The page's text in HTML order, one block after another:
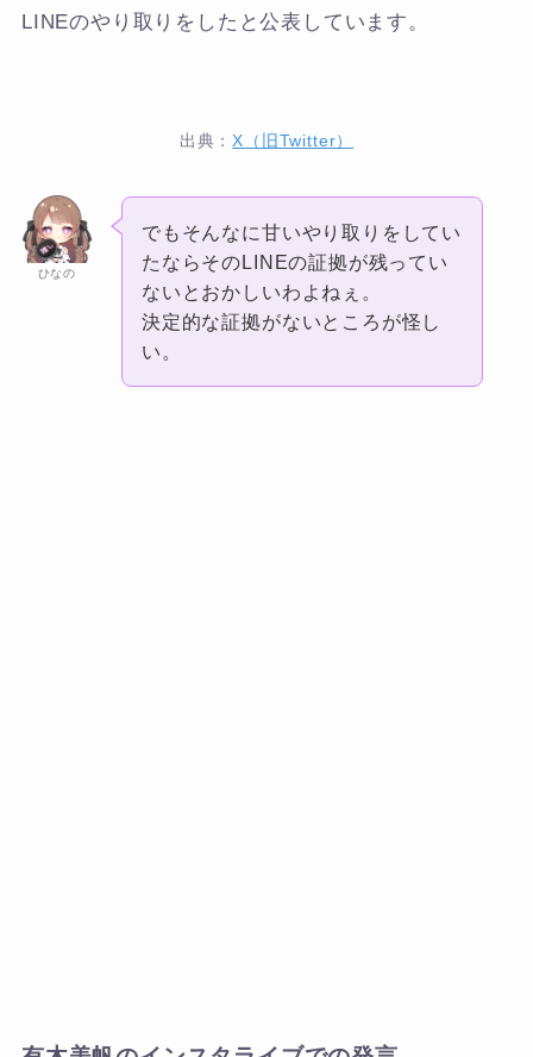
LINEのやり取りをしたと公表しています。
出典： X（旧Twitter）
ひなの
でもそんなに甘いやり取りをしてい
たならそのLINEの証拠が残ってい
ないとおかしいわよねぇ。
決定的な証拠がないところが怪し
い。